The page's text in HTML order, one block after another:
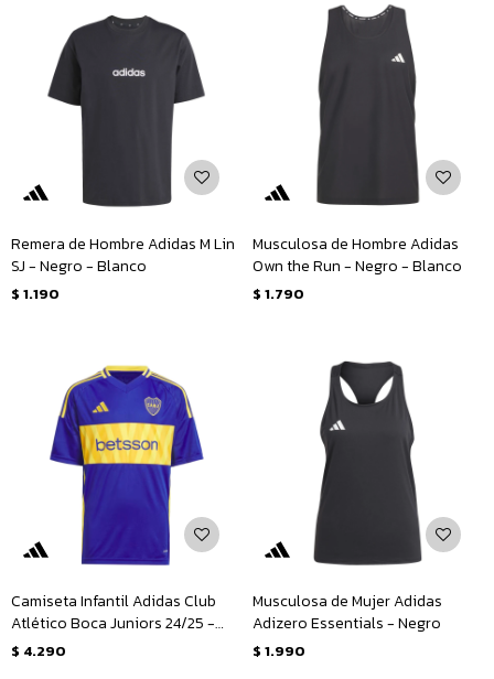
Remera de Hombre Adidas M Lin
SJ - Negro - Blanco
$ 1.190
Musculosa de Hombre Adidas
Own the Run - Negro - Blanco
$ 1.790
Camiseta Infantil Adidas Club
Atlético Boca Juniors 24/25 -
Azul - Amarillo
$ 4.290
Musculosa de Mujer Adidas
Adizero Essentials - Negro
$ 1.990